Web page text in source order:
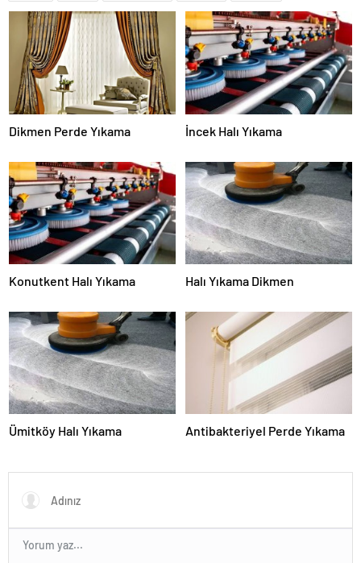
Dikmen Perde Yıkama İncek Halı Yıkama
Konutkent Halı Yıkama Halı Yıkama Dikmen
Ümitköy Halı Yıkama Antibakteriyel Perde Yıkama